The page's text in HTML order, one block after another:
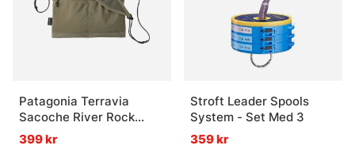
Patagonia Terravia
Sacoche River Rock
Green
399 kr
Stroft Leader Spools
System - Set Med 3
359 kr